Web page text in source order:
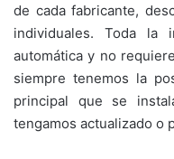
de cada fabricante,
individuales. Toda la
automática y no
siempre tenemos la
principal que se
tengamos actualizado o